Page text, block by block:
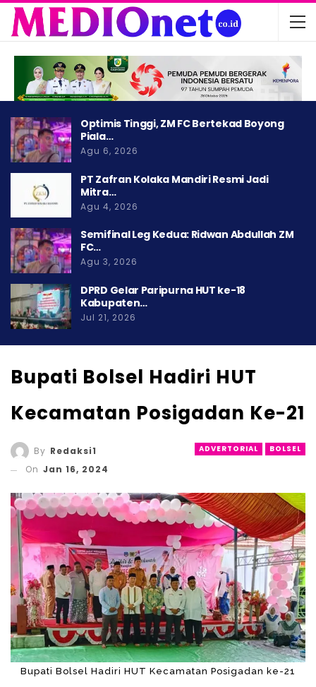
Optimis Tinggi, ZM FC Bertekad Boyong
Piala…
Agu 6, 2026
PT Zafran Kolaka Mandiri Resmi Jadi
Mitra…
Agu 4, 2026
Semifinal Leg Kedua: Ridwan Abdullah ZM
FC…
Agu 3, 2026
DPRD Gelar Paripurna HUT ke-18
Kabupaten…
Jul 21, 2026
Bupati Bolsel Hadiri HUT
Kecamatan Posigadan Ke-21
ADVERTORIAL BOLSEL
By Redaksi1
On Jan 16, 2024
Bupati Bolsel Hadiri HUT Kecamatan Posigadan ke-21